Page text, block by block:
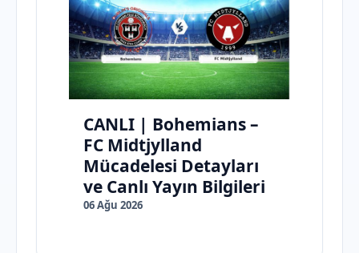
CANLI | Bohemians –
FC Midtjylland
Mücadelesi Detayları
ve Canlı Yayın Bilgileri
06 Ağu 2026